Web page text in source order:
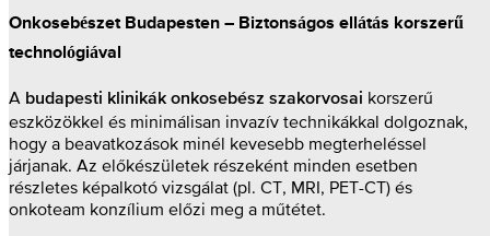
Onkosebészet Budapesten – Biztonságos ellátás korszerű
technológiával
A budapesti klinikák onkosebész szakorvosai korszerű
eszközökkel és minimálisan invazív technikákkal dolgoznak,
hogy a beavatkozások minél kevesebb megterheléssel
járjanak. Az előkészületek részeként minden esetben
részletes képalkotó vizsgálat (pl. CT, MRI, PET-CT) és
onkoteam konzílium előzi meg a műtétet.